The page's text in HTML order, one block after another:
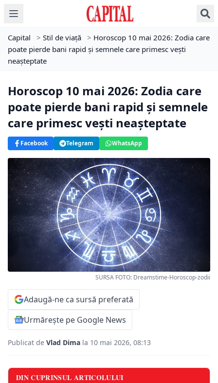
Capital > Stil de viață > Horoscop 10 mai 2026: Zodia care
poate pierde bani rapid și semnele care primesc vești
neașteptate
Horoscop 10 mai 2026: Zodia care
poate pierde bani rapid și semnele
care primesc vești neașteptate
Facebook Telegram WhatsApp
SURSA FOTO: Dreamstime-Horoscop-zodii
Adaugă-ne ca sursă preferată
Urmărește pe Google News
Publicat de Vlad Dima la 10 mai 2026, 08:13
DIN CUPRINSUL ARTICOLULUI